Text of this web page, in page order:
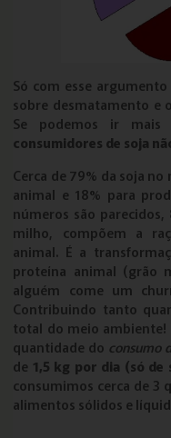
Só com esse
sobre desmatamento e
Se podemos ir
consumidores de soja
Cerca de 79% da soja
animal e 18% para
números são
milho, compõem a
animal. É a
proteína animal (grão
alguém come um
Contribuindo tanto
total do meio ambiente!
quantidade do consumo
de 1,5 kg por dia (só de
consumimos cerca de 3
alimentos sólidos e